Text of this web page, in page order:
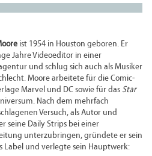
ist 1954 in Houston geboren. Er
Jahre Videoeditor in einer
und schlug sich auch als Musiker
Moore arbeitete für die Comic-
Marvel und DC sowie für das Star
Nach dem mehrfach
Versuch, als Autor und
seine Daily Strips bei einer
unterzubringen, gründete er sein
Label und verlegte sein Hauptwerk: